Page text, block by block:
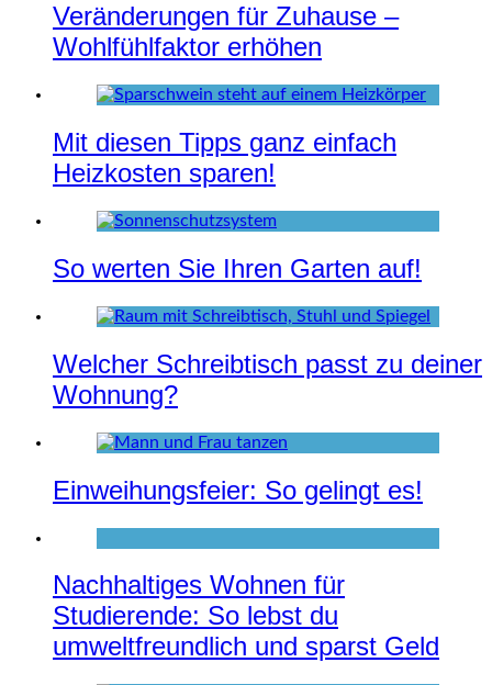
Veränderungen für Zuhause –
Wohlfühlfaktor erhöhen
Mit diesen Tipps ganz einfach
Heizkosten sparen!
So werten Sie Ihren Garten auf!
Welcher Schreibtisch passt zu deiner
Wohnung?
Einweihungsfeier: So gelingt es!
Nachhaltiges Wohnen für
Studierende: So lebst du
umweltfreundlich und sparst Geld